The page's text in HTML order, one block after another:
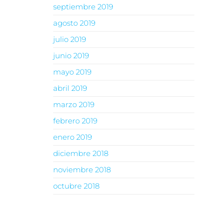
septiembre 2019
agosto 2019
julio 2019
junio 2019
mayo 2019
abril 2019
marzo 2019
febrero 2019
enero 2019
diciembre 2018
noviembre 2018
octubre 2018